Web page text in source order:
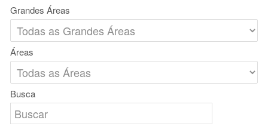
Grandes Áreas
Áreas
Busca